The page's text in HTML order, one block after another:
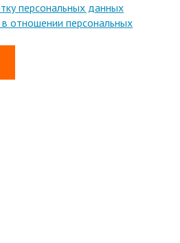
персональных данных
отношении персональных